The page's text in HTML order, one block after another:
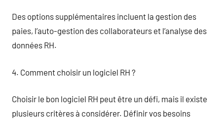
Des options supplémentaires incluent la gestion des
paies, l’auto-gestion des collaborateurs et l’analyse des
données RH.
4. Comment choisir un logiciel RH ?
Choisir le bon logiciel RH peut être un défi, mais il existe
plusieurs critères à considérer. Définir vos besoins